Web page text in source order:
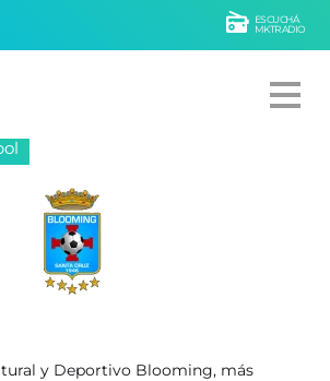
ESCUCHÁ
MKTRADIO
y Deportivo Blooming, más